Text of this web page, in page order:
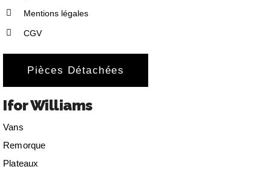
Mentions légales
CGV
Pièces Détachées
Ifor Williams
Vans
Remorque
Plateaux